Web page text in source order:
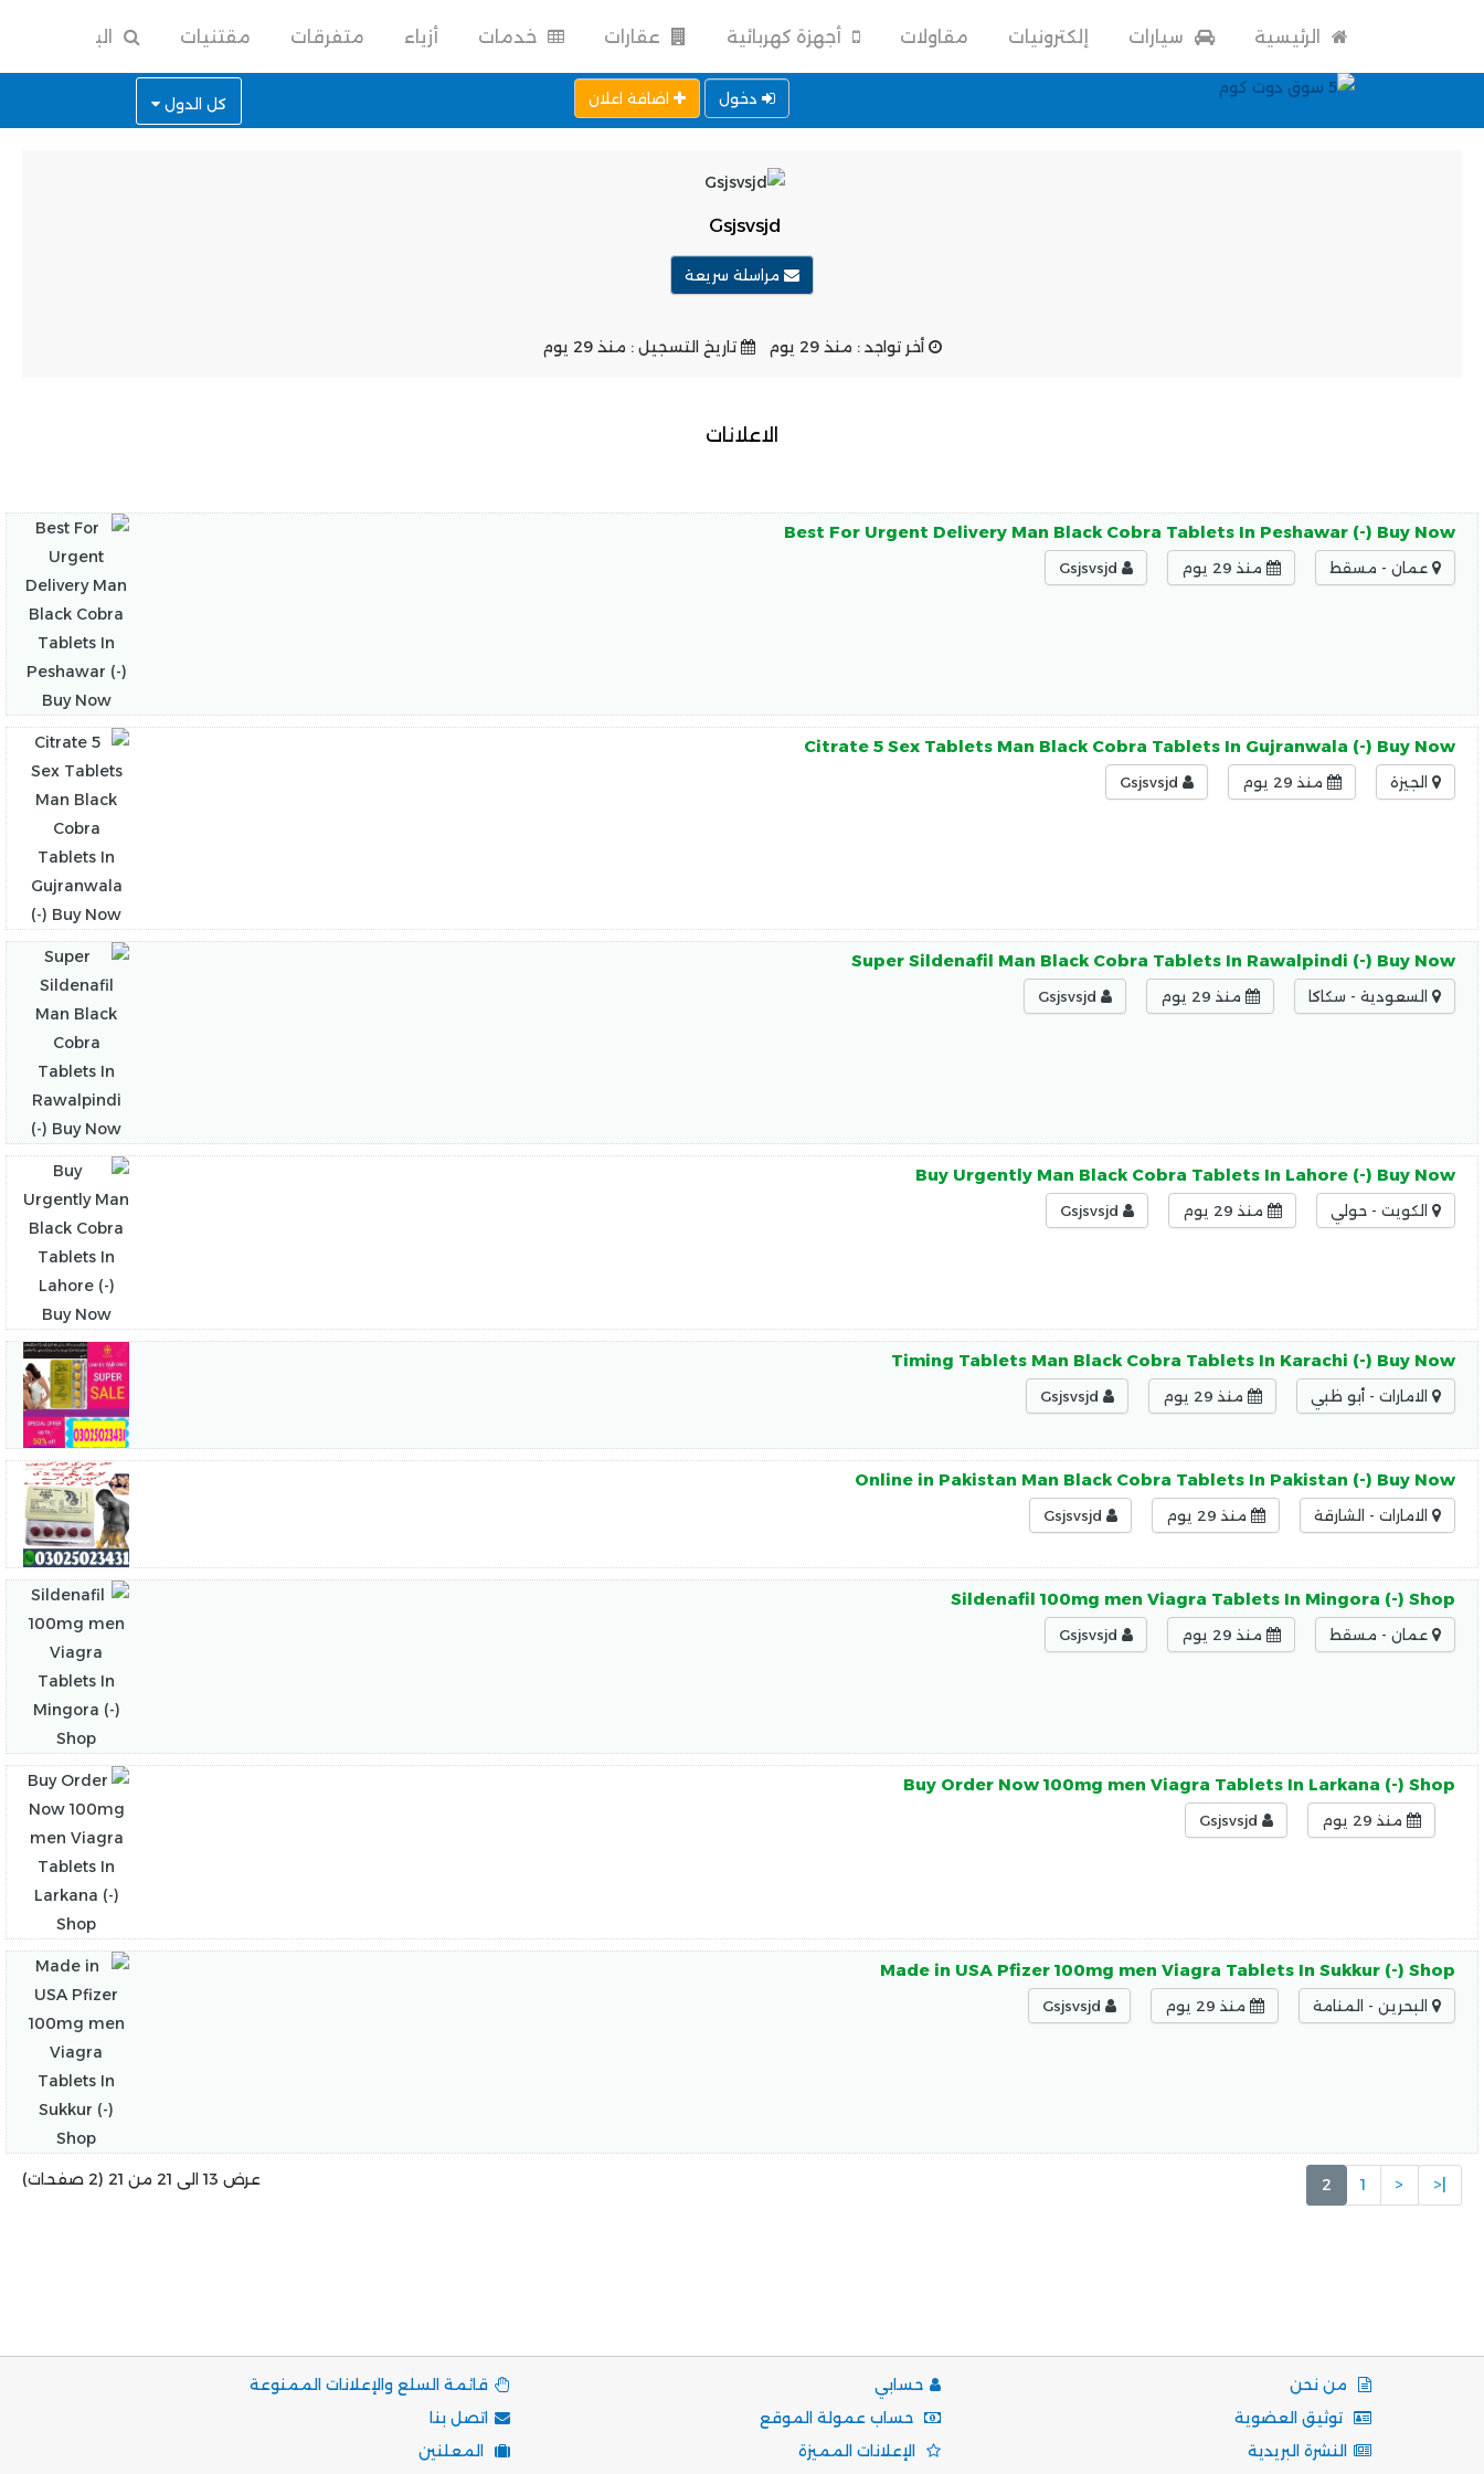
الرئيسية سيارات إلكترونيات مقاولات أجهزة كهربائية عقارات خدمات أزياء متفرقات مقتنيات البحث
دخول اضافة اعلان كل الدول
Gsjsvsjd
مراسلة سريعة
أخر تواجد : منذ 29 يوم تاريخ التسجيل : منذ 29 يوم
الاعلانات
Best For Urgent Delivery Man Black Cobra Tablets In Peshawar (-) Buy Now
عمان - مسقط منذ 29 يوم
Citrate 5 Sex Tablets Man Black Cobra Tablets In Gujranwala (-) Buy Now
الجيزة منذ 29 يوم
Super Sildenafil Man Black Cobra Tablets In Rawalpindi (-) Buy Now
السعودية - سكاكا منذ 29 يوم
Buy Urgently Man Black Cobra Tablets In Lahore (-) Buy Now
الكويت - حولي منذ 29 يوم
Timing Tablets Man Black Cobra Tablets In Karachi (-) Buy Now
الامارات - أبو ظبي منذ 29 يوم
Online in Pakistan Man Black Cobra Tablets In Pakistan (-) Buy Now
الامارات - الشارقة منذ 29 يوم
Sildenafil 100mg men Viagra Tablets In Mingora (-) Shop
عمان - مسقط منذ 29 يوم
Buy Order Now 100mg men Viagra Tablets In Larkana (-) Shop
منذ 29 يوم
Made in USA Pfizer 100mg men Viagra Tablets In Sukkur (-) Shop
البحرين - المنامة منذ 29 يوم
|<
<
1
2 عرض 13 الى 21 من 21 (2 صفحات)
من نحن
توثيق العضوية
النشرة البريدية
حسابي
حساب عمولة الموقع
الإعلانات المميزة
قائمة السلع والإعلانات الممنوعة
اتصل بنا
المعلنين